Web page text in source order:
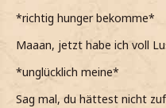
*richtig hunger bekomme*
Maaan, jetzt habe ich voll
*unglücklich meine*
Sag mal, du hättest nicht